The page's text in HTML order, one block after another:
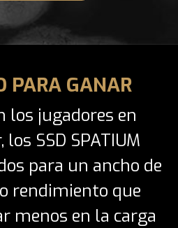
PARA GANAR
los jugadores en
SSD SPATIUM
para un ancho de
rendimiento que
menos en la carga